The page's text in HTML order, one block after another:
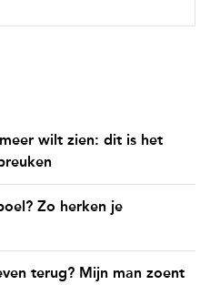
wilt zien: dit is het
Zo herken je
terug? Mijn man zoent